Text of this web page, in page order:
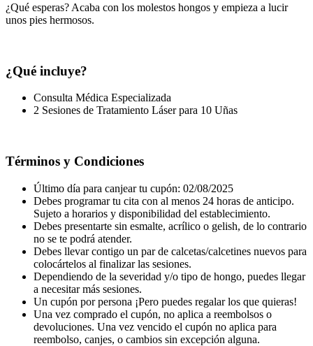
¿Qué esperas? Acaba con los molestos hongos y empieza a lucir
unos pies hermosos.
¿Qué incluye?
Consulta Médica Especializada
2 Sesiones de Tratamiento Láser para 10 Uñas
Términos y Condiciones
Último día para canjear tu cupón: 02/08/2025
Debes programar tu cita con al menos 24 horas de anticipo.
Sujeto a horarios y disponibilidad del establecimiento.
Debes presentarte sin esmalte, acrílico o gelish, de lo contrario
no se te podrá atender.
Debes llevar contigo un par de calcetas/calcetines nuevos para
colocártelos al finalizar las sesiones.
Dependiendo de la severidad y/o tipo de hongo, puedes llegar
a necesitar más sesiones.
Un cupón por persona ¡Pero puedes regalar los que quieras!
Una vez comprado el cupón, no aplica a reembolsos o
devoluciones. Una vez vencido el cupón no aplica para
reembolso, canjes, o cambios sin excepción alguna.